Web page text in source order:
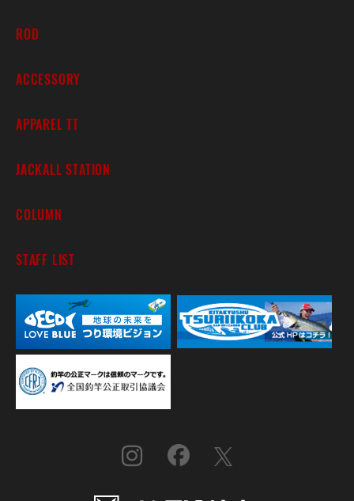
ROD
ACCESSORY
APPAREL TT
JACKALL STATION
COLUMN
STAFF LIST